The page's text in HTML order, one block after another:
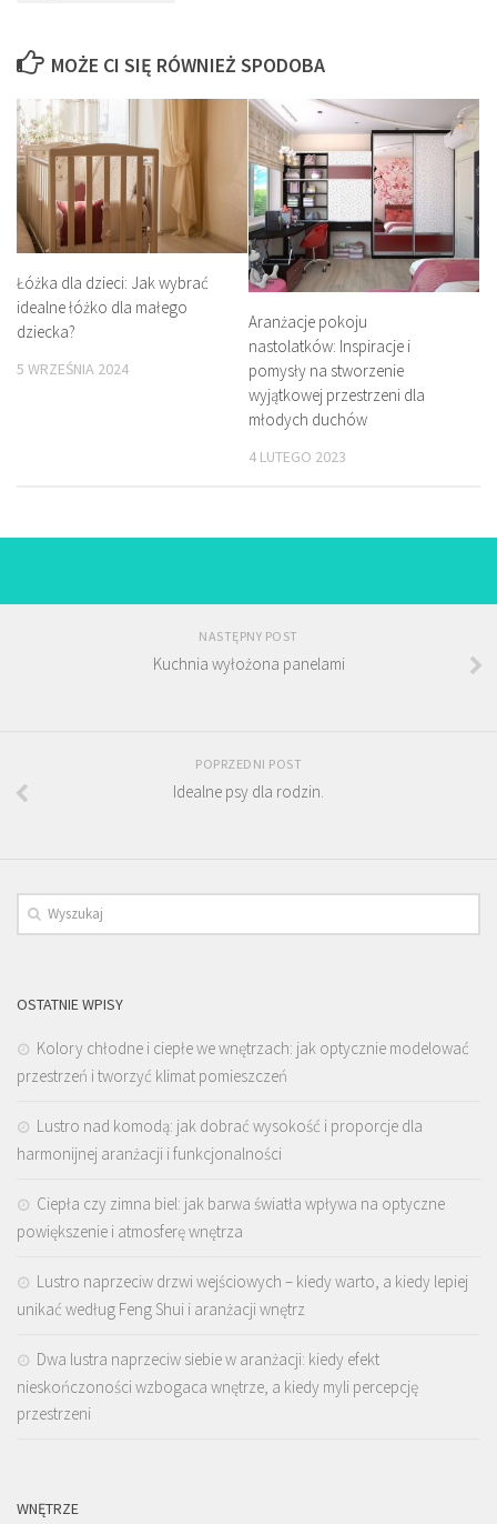
MOŻE CI SIĘ RÓWNIEŻ SPODOBA
Łóżka dla dzieci: Jak wybrać
idealne łóżko dla małego
dziecka?
5 WRZEŚNIA 2024
Aranżacje pokoju
nastolatków: Inspiracje i
pomysły na stworzenie
wyjątkowej przestrzeni dla
młodych duchów
4 LUTEGO 2023
NASTĘPNY POST
Kuchnia wyłożona panelami
POPRZEDNI POST
Idealne psy dla rodzin.
OSTATNIE WPISY
Kolory chłodne i ciepłe we wnętrzach: jak optycznie modelować
przestrzeń i tworzyć klimat pomieszczeń
Lustro nad komodą: jak dobrać wysokość i proporcje dla
harmonijnej aranżacji i funkcjonalności
Ciepła czy zimna biel: jak barwa światła wpływa na optyczne
powiększenie i atmosferę wnętrza
Lustro naprzeciw drzwi wejściowych – kiedy warto, a kiedy lepiej
unikać według Feng Shui i aranżacji wnętrz
Dwa lustra naprzeciw siebie w aranżacji: kiedy efekt
nieskończoności wzbogaca wnętrze, a kiedy myli percepcję
przestrzeni
WNĘTRZE